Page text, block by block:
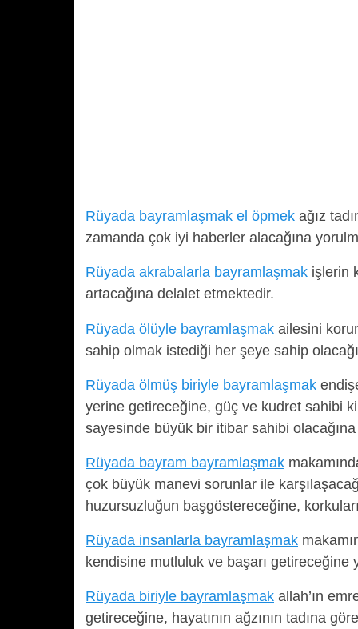
Rüyada bayramlaşmak el öpmek ağız
zamanda çok iyi haberler alacağına
Rüyada akrabalarla bayramlaşmak işlerin
artacağına delalet etmektedir.
Rüyada ölüyle bayramlaşmak ailesini
sahip olmak istediği her şeye sahip
Rüyada ölmüş biriyle bayramlaşmak
yerine getireceğine, güç ve kudret sahibi
sayesinde büyük bir itibar sahibi
Rüyada bayram bayramlaşmak
çok büyük manevi sorunlar ile
huzursuzluğun başgöstereceğine,
Rüyada insanlarla bayramlaşmak
kendisine mutluluk ve başarı getireceğine
Rüyada biriyle bayramlaşmak allah’ın
getireceğine, hayatının ağzının tadına